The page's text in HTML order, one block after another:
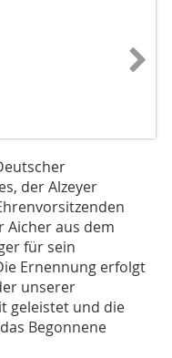
der Alzeyer
Aicher aus dem
für sein
Ernennung erfolgt
unserer
geleistet und die
Begonnene